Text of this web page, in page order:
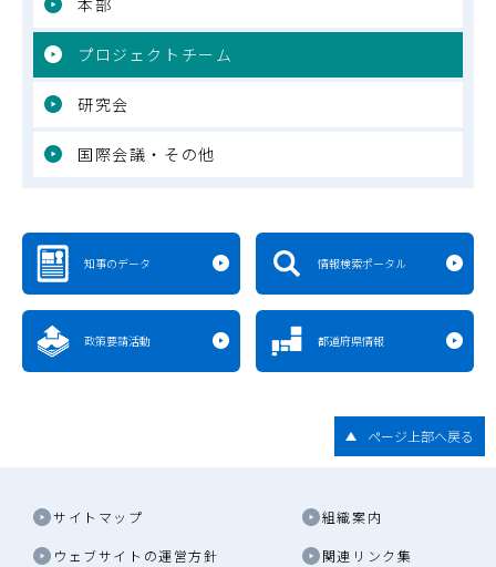
プロジェクトチーム
研究会
国際会議・その他
知事のデータ 情報検索ポータル
政策要請活動 都道府県情報
ページ上部へ戻る
サイトマップ 組織案内
ウェブサイトの運営方針 関連リンク集